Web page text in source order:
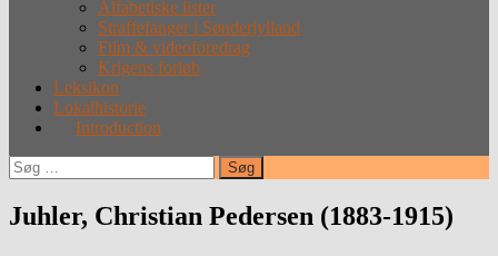
Alfabetiske lister
Straffefanger i Sønderjylland
Film & videoforedrag
Krigens forløb
Leksikon
Lokalhistorie
Introduction
Søg
efter:
Juhler, Christian Pedersen (1883-1915)